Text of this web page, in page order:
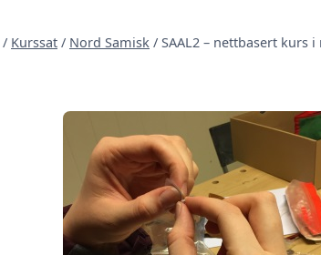
/ Kurssat / Nord Samisk / SAAL2 – nettbasert kurs